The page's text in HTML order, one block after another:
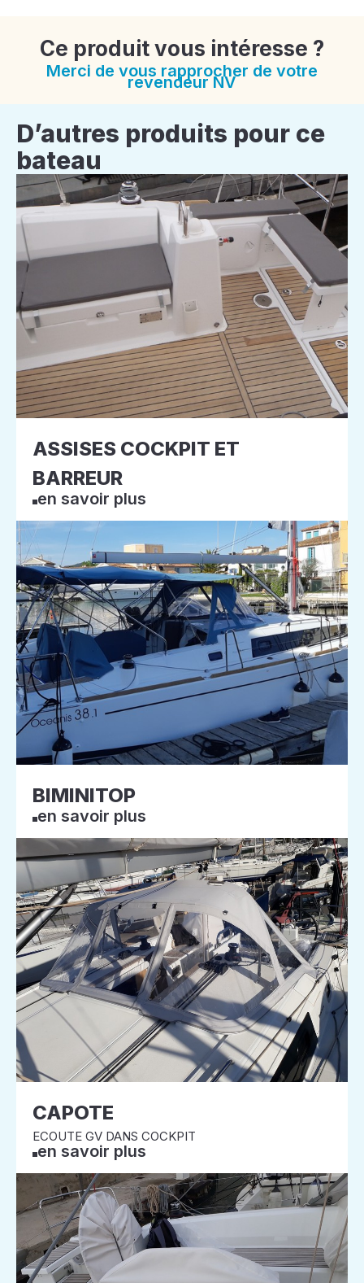
Ce produit vous intéresse ?
Merci de vous rapprocher de votre
revendeur NV
D’autres produits pour ce
bateau
ASSISES COCKPIT ET
BARREUR
en savoir plus
BIMINITOP
en savoir plus
CAPOTE
ECOUTE GV DANS COCKPIT
en savoir plus